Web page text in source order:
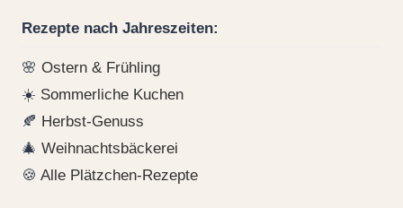
Rezepte nach Jahreszeiten:
🌸 Ostern & Frühling
☀️ Sommerliche Kuchen
🍂 Herbst-Genuss
🎄 Weihnachtsbäckerei
🍪 Alle Plätzchen-Rezepte